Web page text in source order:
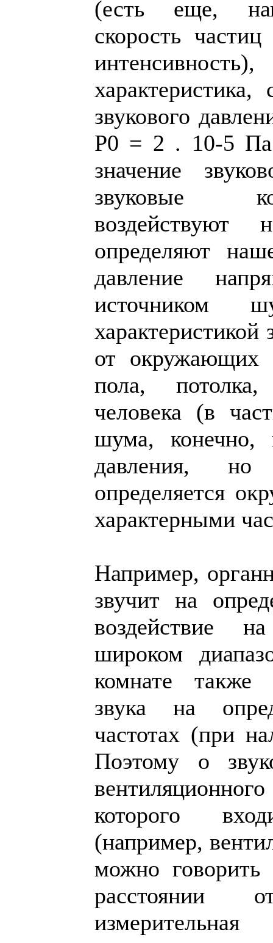
(есть еще,
скорость
характеристика,
звукового
P0 = 2 . 10-5 Па
значение
звуковые
определяют
давление
источником
характеристикой
от окружающих
пола,
человека (в
шума, конечно,
давления, но
определяется
характерными
Например,
звучит на
воздействие
широком
комнате также
звука на
частотах (при
Поэтому о
которого
(например,
можно говорить
расстоянии